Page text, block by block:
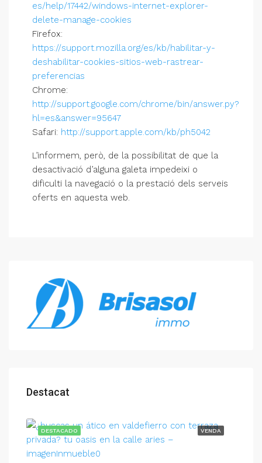
es/help/17442/windows-internet-explorer-
delete-manage-cookies
Firefox:
https://support.mozilla.org/es/kb/habilitar-y-
deshabilitar-cookies-sitios-web-rastrear-
preferencias
Chrome:
http://support.google.com/chrome/bin/answer.py?
hl=es&answer=95647
Safari: http://support.apple.com/kb/ph5042
L’informem, però, de la possibilitat de que la
desactivació d’alguna galeta impedeixi o
dificulti la navegació o la prestació dels serveis
oferts en aquesta web.
Destacat
VENDA
DESTACADO